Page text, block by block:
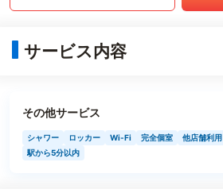
サービス内容
その他サービス
シャワー ロッカー Wi-Fi 完全個室 他店舗利用
駅から5分以内